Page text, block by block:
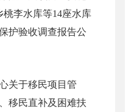
李水库等14座水库
护验收调查报告公
关于移民项目管
移民直补及困难扶